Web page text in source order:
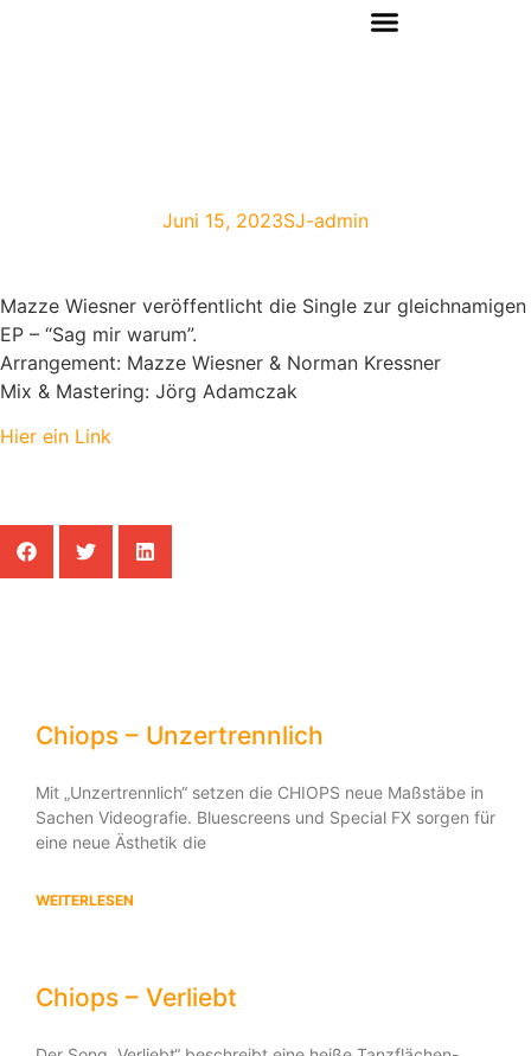
Juni 15, 2023SJ-admin
Mazze Wiesner veröffentlicht die Single zur gleichnamigen
EP – “Sag mir warum”.
Arrangement: Mazze Wiesner & Norman Kressner
Mix & Mastering: Jörg Adamczak
Hier ein Link
Chiops – Unzertrennlich
Mit „Unzertrennlich“ setzen die CHIOPS neue Maßstäbe in
Sachen Videografie. Bluescreens und Special FX sorgen für
eine neue Ästhetik die
WEITERLESEN
Chiops – Verliebt